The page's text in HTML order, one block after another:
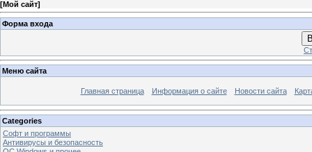
[Мой сайт]
Форма входа
Меню сайта
Главная страница Информация о сайте Новости сайта
Categories
Софт и программы
Антивирусы и безопасность